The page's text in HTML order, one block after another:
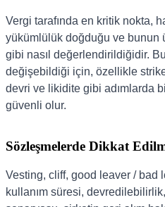
Vergi tarafında en kritik nokta,
yükümlülük doğduğu ve bunun
gibi nasıl değerlendirildiğidir.
değişebildiği için, özellikle
devri ve likidite gibi adımlarda
güvenli olur.
Sözleşmelerde Dikkat
Vesting, cliff, good leaver / bad
kullanım süresi,